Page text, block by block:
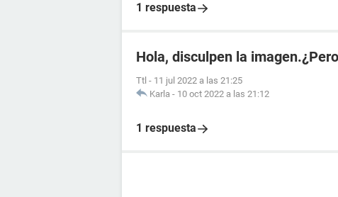
1 respuesta
Hola, disculpen la
Ttl - 11 jul 2022 a las 21:25
Karla - 10 oct 2022 a las 21:12
1 respuesta